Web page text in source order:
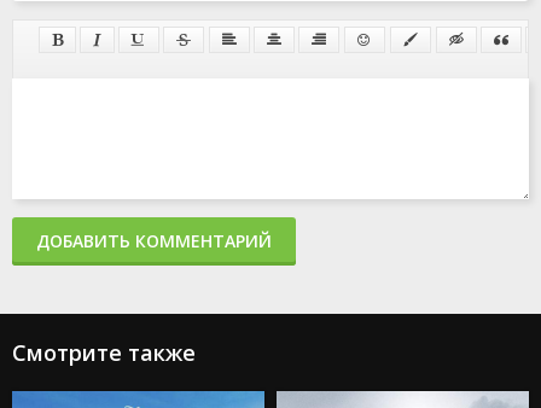
ДОБАВИТЬ КОММЕНТАРИЙ
Смотрите также